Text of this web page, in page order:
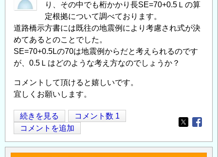
り、その中でも桁かかり長SE=70+0.5Ｌの算
定根拠について調べております。
道路橋示方書には既往の地震例により考慮され式が決
めてあるとのことでした。
SE=70+0.5Lの70は地震例からだと考えられるのです
が、0.5Ｌはどのような考え方なのでしょうか？
コメントして頂けると嬉しいです。
宜しくお願いします。
桁
か
か
り
続きを見る
コメント数 1
コメントを追加
Opens in